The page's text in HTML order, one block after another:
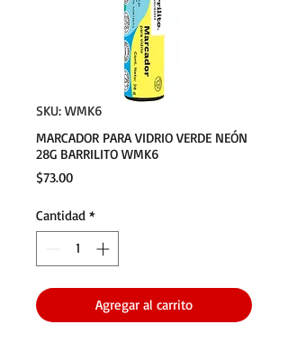
SKU: WMK6
MARCADOR PARA VIDRIO VERDE NEÓN
28G BARRILITO WMK6
$73.00Precio
Cantidad *
Agregar al carrito